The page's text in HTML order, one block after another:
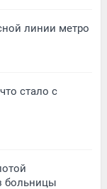
линии метро
стало с
больницы